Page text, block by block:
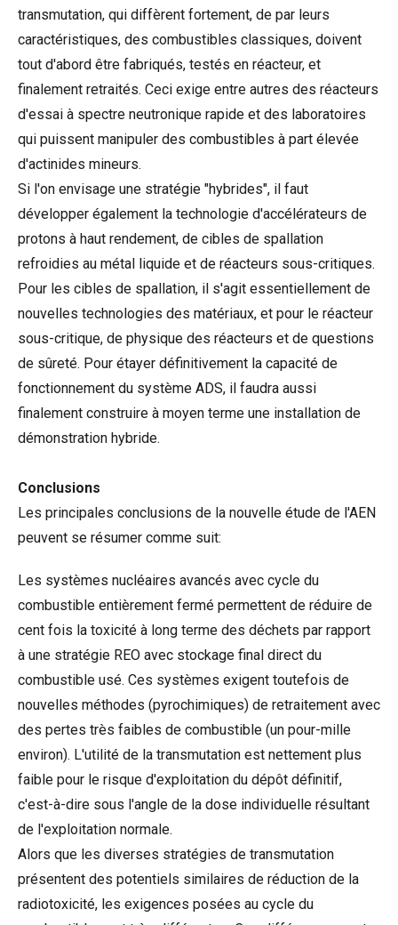
transmutation, qui diffèrent fortement, de par leurs
caractéristiques, des combustibles classiques, doivent
tout d'abord être fabriqués, testés en réacteur, et
finalement retraités. Ceci exige entre autres des réacteurs
d'essai à spectre neutronique rapide et des laboratoires
qui puissent manipuler des combustibles à part élevée
d'actinides mineurs.
Si l'on envisage une stratégie "hybrides", il faut
développer également la technologie d'accélérateurs de
protons à haut rendement, de cibles de spallation
refroidies au métal liquide et de réacteurs sous-critiques.
Pour les cibles de spallation, il s'agit essentiellement de
nouvelles technologies des matériaux, et pour le réacteur
sous-critique, de physique des réacteurs et de questions
de sûreté. Pour étayer définitivement la capacité de
fonctionnement du système ADS, il faudra aussi
finalement construire à moyen terme une installation de
démonstration hybride.
Conclusions
Les principales conclusions de la nouvelle étude de l'AEN
peuvent se résumer comme suit:
Les systèmes nucléaires avancés avec cycle du
combustible entièrement fermé permettent de réduire de
cent fois la toxicité à long terme des déchets par rapport
à une stratégie REO avec stockage final direct du
combustible usé. Ces systèmes exigent toutefois de
nouvelles méthodes (pyrochimiques) de retraitement avec
des pertes très faibles de combustible (un pour-mille
environ). L'utilité de la transmutation est nettement plus
faible pour le risque d'exploitation du dépôt définitif,
c'est-à-dire sous l'angle de la dose individuelle résultant
de l'exploitation normale.
Alors que les diverses stratégies de transmutation
présentent des potentiels similaires de réduction de la
radiotoxicité, les exigences posées au cycle du